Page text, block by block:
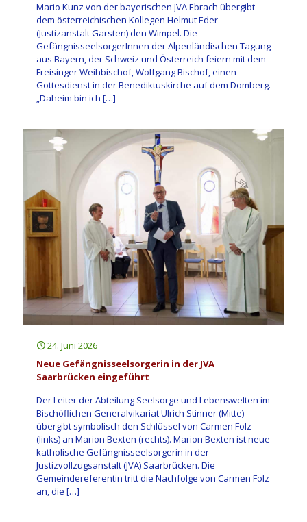
Mario Kunz von der bayerischen JVA Ebrach übergibt
dem österreichischen Kollegen Helmut Eder
(Justizanstalt Garsten) den Wimpel. Die
GefängnisseelsorgerInnen der Alpenländischen Tagung
aus Bayern, der Schweiz und Österreich feiern mit dem
Freisinger Weihbischof, Wolfgang Bischof, einen
Gottesdienst in der Benediktuskirche auf dem Domberg.
„Daheim bin ich […]
24. Juni 2026
Neue Gefängnisseelsorgerin in der JVA
Saarbrücken eingeführt
Der Leiter der Abteilung Seelsorge und Lebenswelten im
Bischöflichen Generalvikariat Ulrich Stinner (Mitte)
übergibt symbolisch den Schlüssel von Carmen Folz
(links) an Marion Bexten (rechts). Marion Bexten ist neue
katholische Gefängnisseelsorgerin in der
Justizvollzugsanstalt (JVA) Saarbrücken. Die
Gemeindereferentin tritt die Nachfolge von Carmen Folz
an, die […]